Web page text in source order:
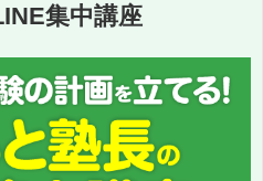
集中講座